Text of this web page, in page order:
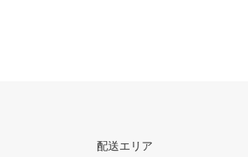
配送エリア